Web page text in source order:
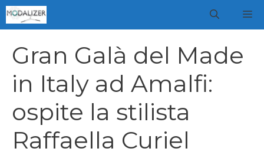
Vai
al
Gran Galà del Made
in Italy ad Amalfi:
ospite la stilista
Raffaella Curiel